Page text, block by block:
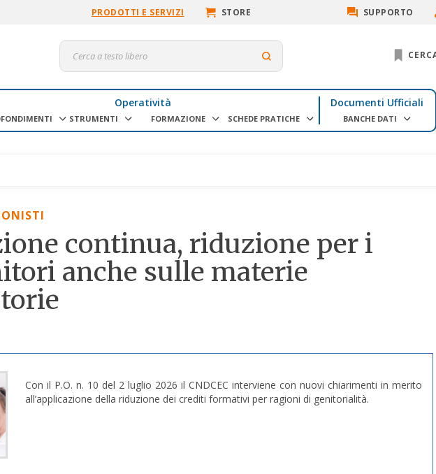
PRODOTTI E SERVIZI STORE SUPPORTO
Operatività
STRUMENTI FORMAZIONE SCHEDE PRATICHE
Documenti Ufficiali
BANCHE DATI
continua, riduzione per i
anche sulle materie
Con il P.O. n. 10 del 2 luglio 2026 il CNDCEC interviene con nuovi chiarimenti in merito
all’applicazione della riduzione dei crediti formativi per ragioni di genitorialità.